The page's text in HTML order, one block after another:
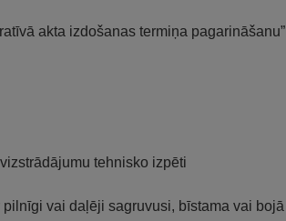
akta izdošanas termiņa pagarināšanu”
tehnisko izpēti
vai daļēji sagruvusi, bīstama vai bojā